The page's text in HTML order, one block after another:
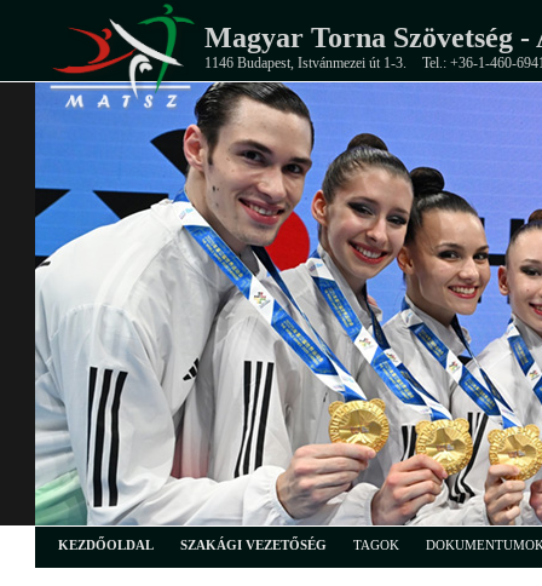
Magyar Torna Szövetség -
1146 Budapest, Istvánmezei út 1-3. Tel.: +36-1-460-
KEZDŐOLDAL SZAKÁGI VEZETŐSÉG TAGOK